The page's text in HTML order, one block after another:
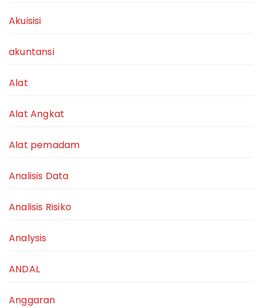
Akuisisi
akuntansi
Alat
Alat Angkat
Alat pemadam
Analisis Data
Analisis Risiko
Analysis
ANDAL
Anggaran